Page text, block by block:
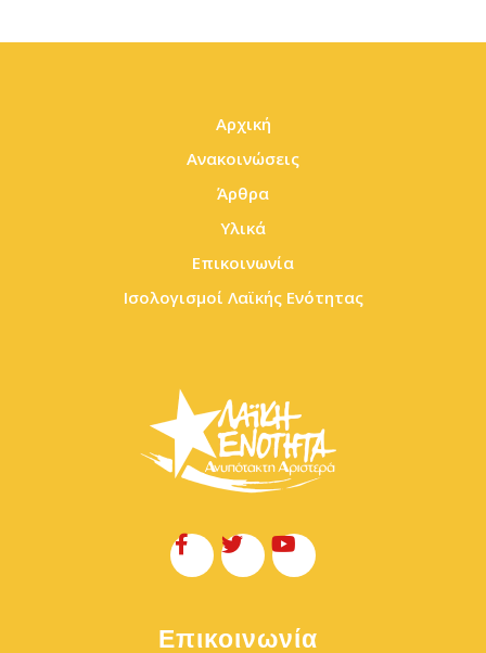
Αρχική
Ανακοινώσεις
Άρθρα
Υλικά
Επικοινωνία
Ισολογισμοί Λαϊκής Ενότητας
Επικοινωνία